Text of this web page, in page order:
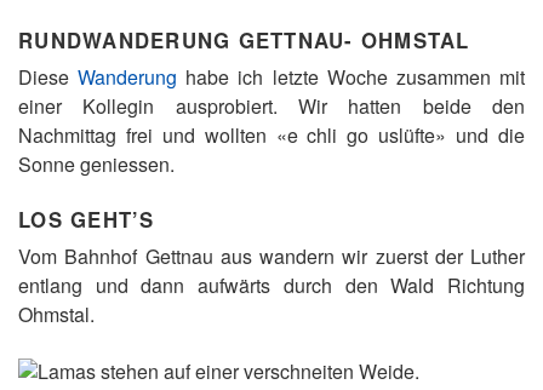
RUNDWANDERUNG GETTNAU- OHMSTAL
DieseWanderung habe ich letzte Woche zusammen mit
einer Kollegin ausprobiert. Wir hatten beide den
Nachmittag frei und wollten «e chli go uslüfte» und die
Sonne geniessen.
LOS GEHT’S
Vom Bahnhof Gettnau aus wandern wir zuerst der Luther
entlang und dann aufwärts durch den Wald Richtung
Ohmstal.